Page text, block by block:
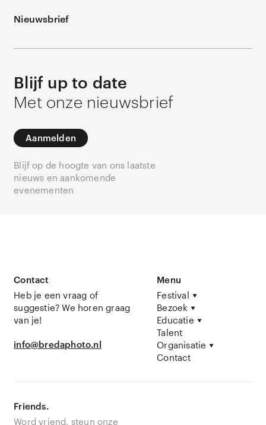
Nieuwsbrief
Blijf up to date
Met onze nieuwsbrief
Aanmelden
Blijf op de hoogte van ons laatste
nieuws en aankomende
evenementen
Contact
Heb je een vraag of
suggestie? We horen graag
van je!
info@bredaphoto.nl
Menu
Festival
Bezoek
Educatie
Talent
Organisatie
Contact
Friends.
Word vriend, steun onze